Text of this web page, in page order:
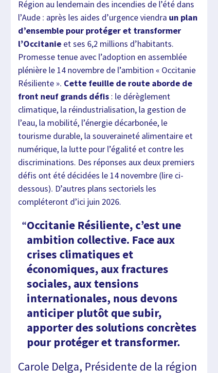
Région au lendemain des incendies de l’été dans
l’Aude : après les aides d’urgence viendra un plan
d’ensemble pour protéger et transformer
l’Occitanie et ses 6,2 millions d’habitants.
Promesse tenue avec l’adoption en assemblée
plénière le 14 novembre de l’ambition « Occitanie
Résiliente ». Cette feuille de route aborde de
front neuf grands défis : le dérèglement
climatique, la réindustrialisation, la gestion de
l’eau, la mobilité, l’énergie décarbonée, le
tourisme durable, la souveraineté alimentaire et
numérique, la lutte pour l’égalité et contre les
discriminations. Des réponses aux deux premiers
défis ont été décidées le 14 novembre (lire ci-
dessous). D’autres plans sectoriels les
compléteront d’ici juin 2026.
Occitanie Résiliente, c’est une
ambition collective. Face aux
crises climatiques et
économiques, aux fractures
sociales, aux tensions
internationales, nous devons
anticiper plutôt que subir,
apporter des solutions concrètes
pour protéger et transformer.
Carole Delga, Présidente de la région